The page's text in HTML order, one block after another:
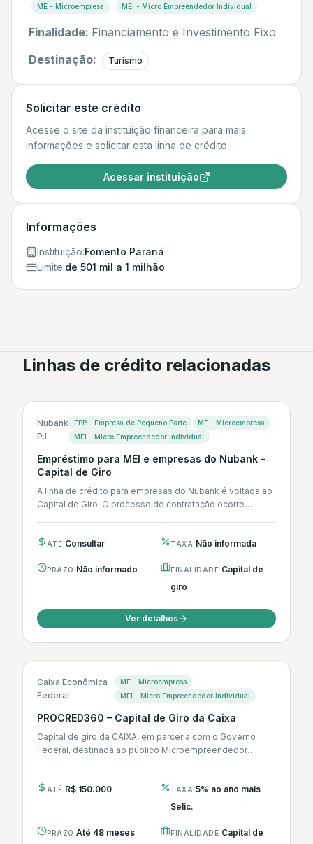
ME - Microempresa MEI - Micro Empreendedor Individual
Finalidade: Financiamento e Investimento Fixo
Destinação:
Turismo
Solicitar este crédito
Acesse o site da instituição financeira para mais
informações e solicitar esta linha de crédito.
Acessar instituição
Informações
Instituição:Fomento Paraná
Limite:de 501 mil a 1 milhão
Linhas de crédito relacionadas
Nubank
PJ
EPP - Empresa de Pequeno Porte
ME - Microempresa
MEI - Micro Empreendedor Individual
Empréstimo para MEI e empresas do Nubank –
Capital de Giro
A linha de crédito para empresas do Nubank é voltada ao
Capital de Giro. O processo de contratação ocorre
ATÉ Consultar TAXA Não informada
PRAZO Não informado FINALIDADE Capital de
giro
Ver detalhes
Caixa Econômica
Federal
ME - Microempresa
MEI - Micro Empreendedor Individual
PROCRED360 – Capital de Giro da Caixa
Capital de giro da CAIXA, em parceria com o Governo
Federal, destinada ao público Microempreendedor
ATÉ R$ 150.000 TAXA 5% ao ano mais
Selic.
PRAZO Até 48 meses FINALIDADE Capital de